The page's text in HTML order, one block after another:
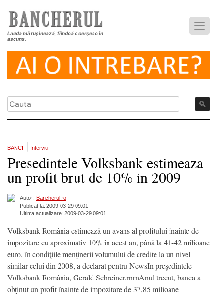
Lauda mă rușinează, fiindcă o cerșesc în
ascuns.
BANCI Interviu
Presedintele Volksbank estimeaza
un profit brut de 10% in 2009
Autor: Bancherul.ro
Publicat la: 2009-03-29 09:01
Ultima actualizare: 2009-03-29 09:01
Volksbank România estimează un avans al profitului înainte de
impozitare cu aproximativ 10% în acest an, până la 41-42 milioane
euro, în condiţiile menţinerii volumului de credite la un nivel
similar celui din 2008, a declarat pentru NewsIn preşedintele
Volksbank România, Gerald Schreiner.rnrnAnul trecut, banca a
obţinut un profit înainte de impozitare de 37,85 milioane